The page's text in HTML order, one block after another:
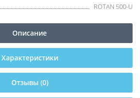
ROTAN 500-U
Описание
Характеристики
Отзывы (0)